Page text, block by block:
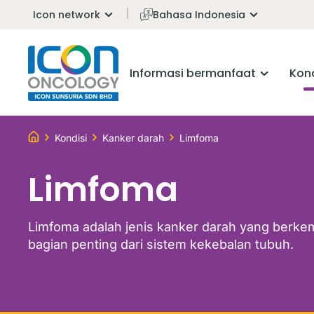
Icon network Bahasa Indonesia
Informasi bermanfaat
Kondisi Kanker darah Limfoma
Limfoma
Limfoma adalah jenis kanker darah yang
bagian penting dari sistem kekebalan tubuh.